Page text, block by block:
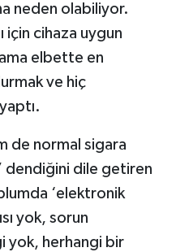
neden olabiliyor.
için cihaza uygun
ama elbette en
ve hiç
de normal sigara
dendiğini dile getiren
‘elektronik
yok, sorun
yok, herhangi bir